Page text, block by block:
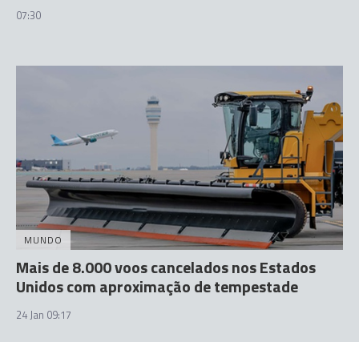
07:30
MUNDO
Mais de 8.000 voos cancelados nos Estados
Unidos com aproximação de tempestade
24 Jan 09:17